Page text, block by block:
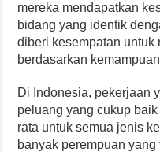
mereka mendapatkan
bidang yang identik
diberi kesempatan untuk
berdasarkan
Di Indonesia, pekerjaan
peluang yang cukup
rata untuk semua jenis
banyak perempuan